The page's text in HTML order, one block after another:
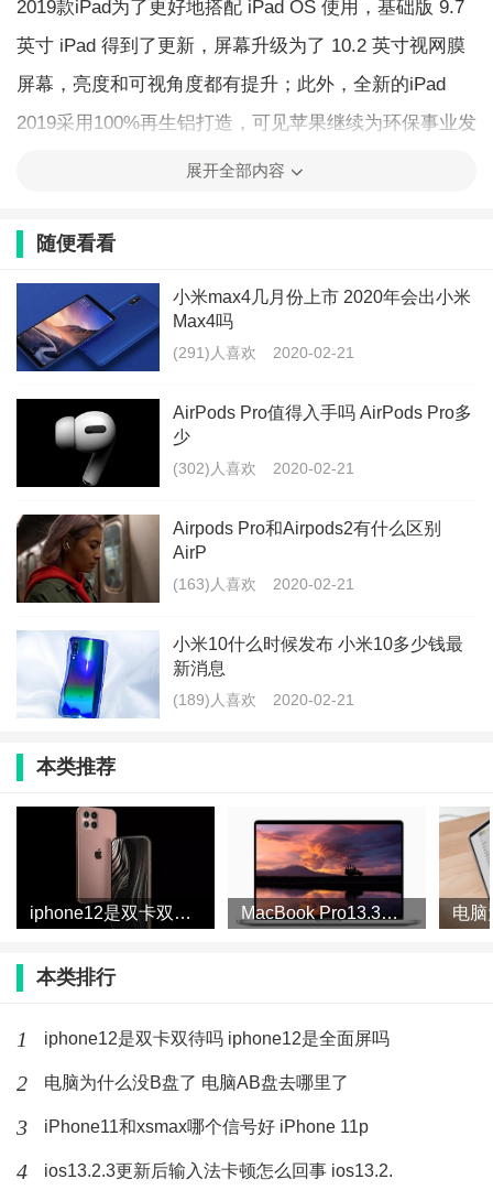
2019款iPad为了更好地搭配 iPad OS 使用，基础版 9.7
英寸 iPad 得到了更新，屏幕升级为了 10.2 英寸视网膜
屏幕，亮度和可视角度都有提升；此外，全新的iPad
2019采用100%再生铝打造，可见苹果继续为环保事业发
能接口，可以连接官方键盘套件使用；另在已有支持
Apple Pencil的基础上，加入了对 SmartKeyboard 的支
持，提供Touch ID指纹识别和800万像素主摄像头。
标签： 苹果 iPad
vivox30玩游戏卡吗 vivox30可以用4g卡
iphone12预计多少钱 苹果12上市时间
官方消息
2020-02-21
三星s11+和小米10pro哪个好 三星
s11+和小米10p
展开全部内容
随便看看
小米max4几月份上市 2020年会出小米
Max4吗
(291)人喜欢 2020-02-21
AirPods Pro值得入手吗 AirPods Pro多
少
(302)人喜欢 2020-02-21
Airpods Pro和Airpods2有什么区别
AirP
(163)人喜欢 2020-02-21
小米10什么时候发布 小米10多少钱最
新消息
(189)人喜欢 2020-02-21
本类推荐
iphone12是双卡双待吗 iphone12是全面屏吗 MacBook Pro13.3会有14寸屏吗 MacBook
本类排行
1 iphone12是双卡双待吗 iphone12是全面屏吗
2 电脑为什么没B盘了 电脑AB盘去哪里了
3 iPhone11和xsmax哪个信号好 iPhone 11p
4 ios13.2.3更新后输入法卡顿怎么回事 ios13.2.